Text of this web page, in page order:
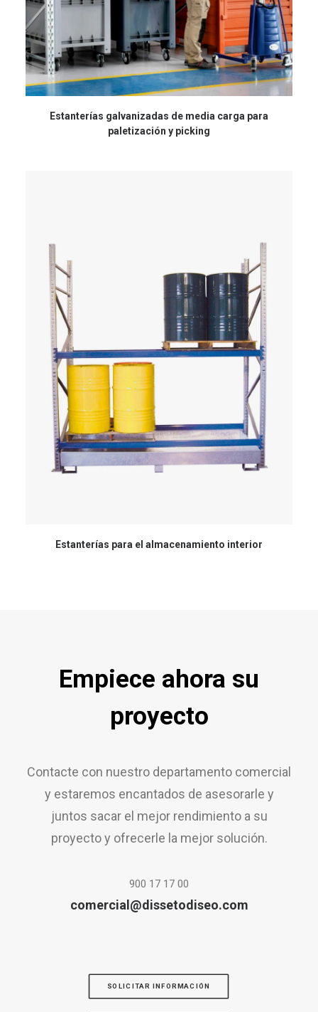
Estanterías galvanizadas de media carga para
paletización y picking
Estanterías para el almacenamiento interior
Empiece ahora su
proyecto
Contacte con nuestro departamento comercial
y estaremos encantados de asesorarle y
juntos sacar el mejor rendimiento a su
proyecto y ofrecerle la mejor solución.
900 17 17 00
comercial@dissetodiseo.com
SOLICITAR INFORMACIÓN